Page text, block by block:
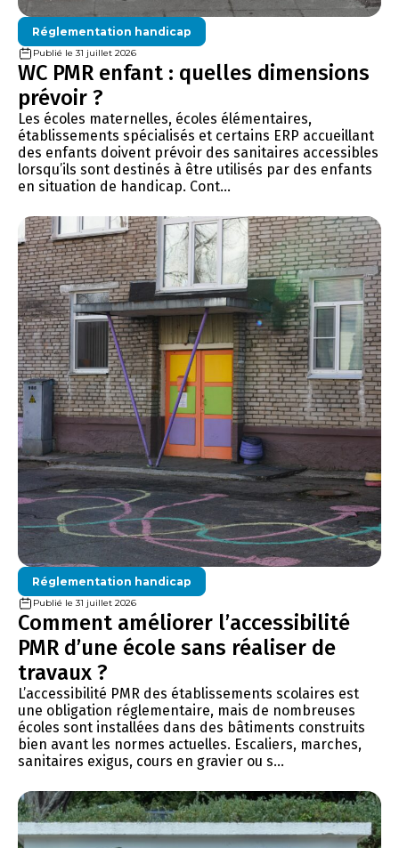
Réglementation handicap
Publié le 31 juillet 2026
WC PMR enfant : quelles dimensions
prévoir ?
Les écoles maternelles, écoles élémentaires,
établissements spécialisés et certains ERP accueillant
des enfants doivent prévoir des sanitaires accessibles
lorsqu’ils sont destinés à être utilisés par des enfants
en situation de handicap. Cont...
Réglementation handicap
Publié le 31 juillet 2026
Comment améliorer l’accessibilité
PMR d’une école sans réaliser de
travaux ?
L’accessibilité PMR des établissements scolaires est
une obligation réglementaire, mais de nombreuses
écoles sont installées dans des bâtiments construits
bien avant les normes actuelles. Escaliers, marches,
sanitaires exigus, cours en gravier ou s...